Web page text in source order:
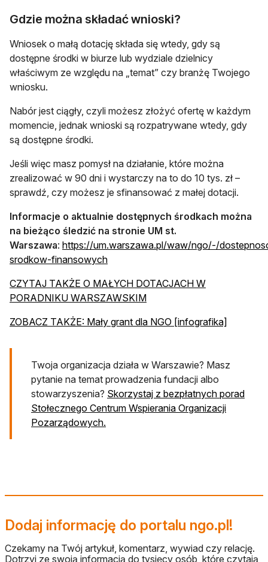
Gdzie można składać wnioski?
Wniosek o małą dotację składa się wtedy, gdy są
dostępne środki w biurze lub wydziale dzielnicy
właściwym ze względu na „temat” czy branżę Twojego
wniosku.
Nabór jest ciągły, czyli możesz złożyć ofertę w każdym
momencie, jednak wnioski są rozpatrywane wtedy, gdy
są dostępne środki.
Jeśli więc masz pomysł na działanie, które można
zrealizować w 90 dni i wystarczy na to do 10 tys. zł –
sprawdź, czy możesz je sfinansować z małej dotacji.
Informacje o aktualnie dostępnych środkach można
na bieżąco śledzić na stronie UM st.
Warszawa: https://um.warszawa.pl/waw/ngo/-/
srodkow-finansowychotwiera się w nowej karcie
CZYTAJ TAKŻE O MAŁYCH DOTACJACH W
PORADNIKU WARSZAWSKIM
ZOBACZ TAKŻE: Mały grant dla NGO [infografika]
​Twoja organizacja działa w Warszawie? Masz
pytanie na temat prowadzenia fundacji albo
stowarzyszenia? Skorzystaj z bezpłatnych porad
Stołecznego Centrum Wspierania Organizacji
Pozarządowych.
Dodaj informację do portalu ngo.pl!
Czekamy na Twój artykuł, komentarz, wywiad czy relację.
Dotrzyj ze swoją informacją do tysięcy osób, które czytają